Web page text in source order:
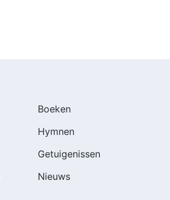
Boeken
Hymnen
Getuigenissen
Nieuws